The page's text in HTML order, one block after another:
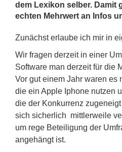
dem Lexikon selber. Damit
echten Mehrwert an Infos
Zunächst erlaube ich mir in
Wir fragen derzeit in einer
Software man derzeit für die
Vor gut einem Jahr waren es
die ein Apple Iphone nutzen
die der Konkurrenz
sich sicherlich mittlerweile
um rege Beteiligung der
angehängt ist.